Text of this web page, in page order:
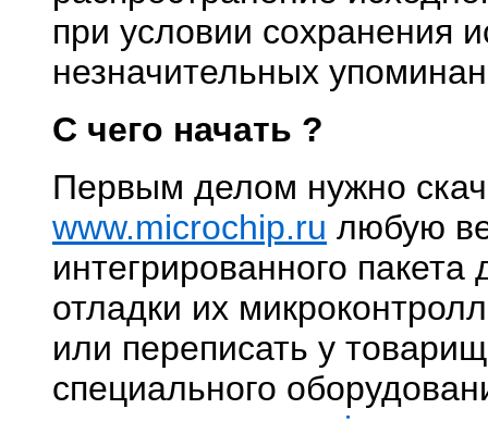
при условии сохранения
незначительных
С чего начать ?
Первым делом нужно
www.microchip.ru любую
интегрированного
отладки их
или переписать у
специального